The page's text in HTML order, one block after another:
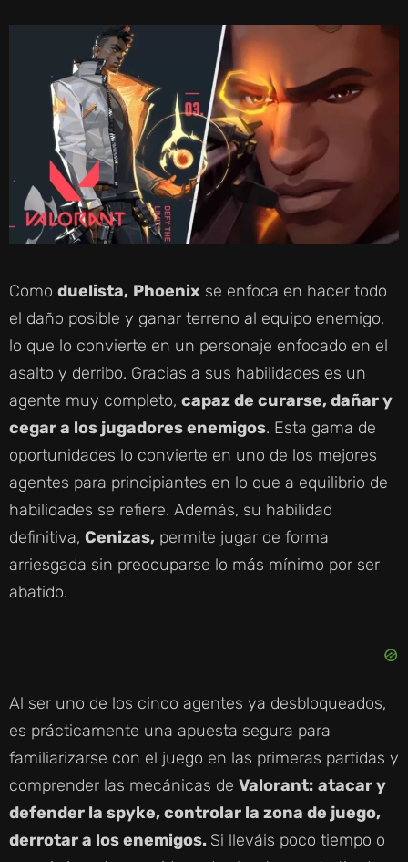
Como duelista, Phoenix se enfoca en hacer todo
el daño posible y ganar terreno al equipo enemigo,
lo que lo convierte en un personaje enfocado en el
asalto y derribo. Gracias a sus habilidades es un
agente muy completo, capaz de curarse, dañar y
cegar a los jugadores enemigos. Esta gama de
oportunidades lo convierte en uno de los mejores
agentes para principiantes en lo que a equilibrio de
habilidades se refiere. Además, su habilidad
definitiva, Cenizas, permite jugar de forma
arriesgada sin preocuparse lo más mínimo por ser
abatido.
Al ser uno de los cinco agentes ya desbloqueados,
es prácticamente una apuesta segura para
familiarizarse con el juego en las primeras partidas y
comprender las mecánicas de Valorant: atacar y
defender la spyke, controlar la zona de juego,
derrotar a los enemigos. Si lleváis poco tiempo o